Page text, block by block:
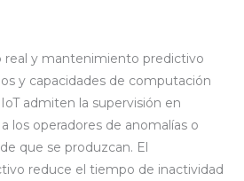
real y mantenimiento predictivo
y capacidades de computación
admiten la supervisión en
los operadores de anomalías o
que se produzcan. El
reduce el tiempo de inactividad